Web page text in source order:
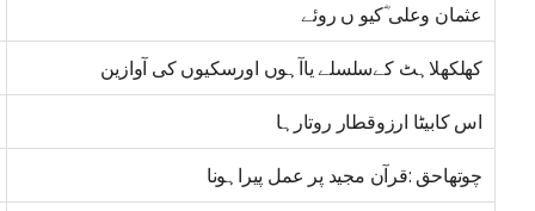
عثمان وعلی ؓکیو ں روئے
کھلکھلاہٹ کےسلسلے یاآہوں اورسکیوں کی آوازین
اس کابیٹا ارزوقطار روتارہا
چوتھاحق :قرآن مجید پر عمل پیراہونا